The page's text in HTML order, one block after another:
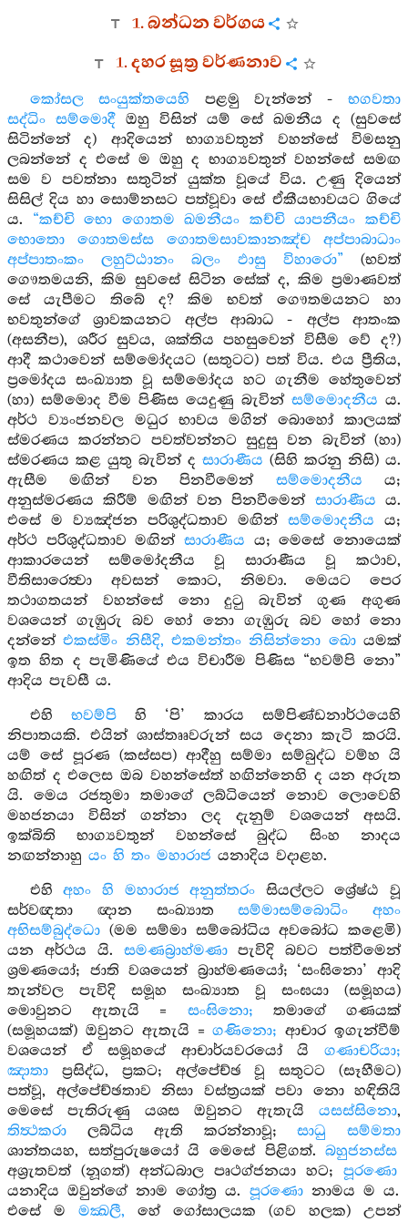
1. බන්ධන වර්ගය
1. දහර සූත්‍ර වර්ණනාව
කෝසල සංයුක්තයෙහි පළමු වැන්නේ -භගවතා
සද්ධිං සම්මොදී ඔහු විසින් යම් සේ ඛමනීය ද (සුවසේ
සිටින්නේ ද) ආදියෙන් භාග්‍යවතුන් වහන්සේ විමසනු
ලබන්නේ ද එසේ ම ඔහු ද භාග්‍යවතුන් වහන්සේ සමඟ
සම ව පවත්නා සතුටින් යුක්ත වූයේ විය. උණු දියෙන්
සිසිල් දිය හා සොම්නසට පත්වූවා සේ ඒකීයභාවයට ගියේ
ය. “කච්චි භො ගොතම ඛමනීයං කච්චි යාපනීයං කච්චි
භොතො ගොතමස්ස ගොතමසාවකානඤ්ච අප්පාබාධාං
අප්පාතංකං ලහුට්ඨානං බලං ඵාසු විහාරො” (භවත්
ගෞතමයනි, කිම සුවසේ සිටින සේක් ද, කිම ප්‍රමාණවත්
සේ යැපීමට තිබේ ද? කිම භවත් ගෞතමයනට හා
භවතුන්ගේ ශ්‍රාවකයනට අල්ප ආබාධ - අල්ප ආතංක
(අසනීප), ශරීර සුවය, ශක්තිය පහසුවෙන් විසීම වේ ද?)
ආදී කථාවෙන් සම්මෝදයට (සතුටට) පත් විය. එය ප්‍රීතිය,
ප්‍රමෝදය සංඛ්‍යාත වූ සම්මෝදය හට ගැනීම හේතුවෙන්
(හා) සම්මොද වීම පිණිස යෙදුණු බැවින් සම්මොදනීය ය.
අර්ථ ව්‍යංජනවල මධුර භාවය මගින් බොහෝ කාලයක්
ස්මරණය කරන්නට පවත්වන්නට සුදුසු වන බැවින් (හා)
ස්මරණය කළ යුතු බැවින් ද සාරාණීය (සිහි කරනු නිසි) ය.
ඇසීම මඟින් වන පිනවීමෙන් සම්මොදනීය ය;
අනුස්මරණය කිරීම් මඟින් වන පිනවීමෙන් සාරාණීයය.
එසේ ම ව්‍යඤ්ජන පරිශුද්ධතාව මඟින් සම්මොදනීය ය;
අර්ථ පරිශුද්ධතාව මඟින් සාරාණීය ය; මෙසේ නොයෙක්
ආකාරයෙන් සම්මෝදනීය වූ සාරාණීය වූ කථාව,
වීතිසාරෙත්‍වා අවසන් කොට, නිමවා. මෙයට පෙර
තථාගතයන් වහන්සේ නො දුටු බැවින් ගුණ අගුණ
වශයෙන් ගැඹුරු බව හෝ නො ගැඹුරු බව හෝ නො
දන්නේඑකස්මිං නිසීදි, එකමන්තං නිසින්නො ඛොයමක්
ඉත හිත ද පැමිණියේ එය විචාරීම පිණිස “භවම්පි නො”
ආදිය පැවසී ය.
එහි භවම්පිහි ‘පි’ කාරය සම්පිණ්ඩනාර්ථයෙහි
නිපාතයකි. එයින් ශාස්තෲවරුන් සය දෙනා කැටි කරයි.
යම් සේ පූරණ (කස්සප) ආදීහු සම්මා සම්බුද්ධ වම්හ යි
හඟිත් ද එලෙස ඔබ වහන්සේත් හඟින්නෙහි ද යන අරුත
යි. මෙය රජතුමා තමාගේ ලබ්ධියෙන් නොව ලොවෙහි
මහජනයා විසින් ගන්නා ලද දැනුම් වශයෙන් අසයි.
ඉක්බිති භාග්‍යවතුන් වහන්සේ බුද්ධ සිංහ නාදය
නඟන්නාහු යං හි තං මහාරාජ යනාදිය වදාළහ.
එහිඅහං හි මහාරාජ අනුත්තරං සියල්ලට ශ්‍රේෂ්ඨ වූ
සර්වඥතා ඥාන සංඛ්‍යාතසම්මාසම්බොධිං අහං
අභිසම්බුද්ධො (මම සම්මා සම්බෝධිය අවබෝධ කළෙමි)
යන අර්ථය යි. සමණබ්‍රාහ්මණාපැවිදි බවට පත්වීමෙන්
ශ්‍රමණයෝ; ජාති වශයෙන් බ්‍රාහ්මණයෝ; ‘සංඝිනො’ ආදි
තැන්වල පැවිදි සමූහ සංඛ්‍යාත වූ සංඝයා (සමූහය)
මොවුනට ඇතැයි = සංඝිනො; තමාගේ ගණයක්
(සමූහයක්) ඔවුනට ඇතැයි =ගණිනො; ආචාර ඉගැන්වීම්
වශයෙන් ඒ සමූහයේ ආචාර්යවරයෝ යි ගණාචරියා;
ඤාතා ප්‍රසිද්ධ, ප්‍රකට; අල්පේච්ඡ වූ සතුටට (සෑහීමට)
පත්වූ, අල්පේච්ඡතාව නිසා වස්ත්‍රයක් පවා නො හඳිතියි
මෙසේ පැතිරුණු යශස ඔවුනට ඇතැයි යසස්සිනො,
තිත්‍ථකරා ලබ්ධිය ඇති කරන්නාවූ;සාධු සම්මතා
ශාන්තයහ, සත්පුරුෂයෝ යි මෙසේ පිළිගත්.බහුජනස්ස
අශ්‍රැතවත් (නූගත්) අන්ධබාල පෘථග්ජනයා හට; පූරණො
යනාදිය ඔවුන්ගේ නාම ගෝත්‍ර ය. පූරණොනාමය ම ය.
එසේ ම මක්‍ඛලී, හේ ගෝසාලයක (ගව හලක) උපන්